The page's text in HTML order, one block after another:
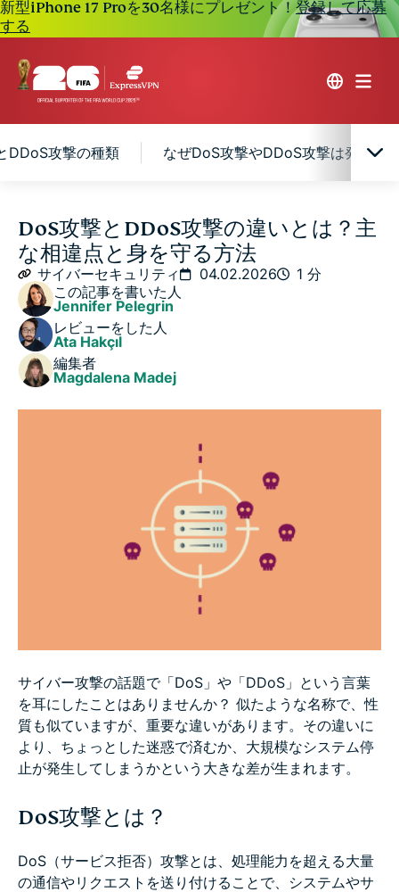
新型iPhone 17 Proを30名様にプレゼント！登録して応募
する
DDoS攻撃の種類 なぜDoS攻撃やDDoS攻撃は発生す
DoS攻撃とは？
DDoS攻撃とは？
DoS攻撃とDDoS攻撃の違いとは？
一般的なDoS攻撃とDDoS攻撃の種類
実際に発生したDDoS攻撃の事例
DoS攻撃・DDoS攻撃への対策方法
DoS攻撃とDDoS攻撃の違いとは？主
な相違点と身を守る方法
サイバーセキュリティ 04.02.2026
1 分
この記事を書いた人
Jennifer Pelegrin
レビューをした人
Ata Hakçıl
編集者
Magdalena Madej
サイバー攻撃の話題で「DoS」や「DDoS」という言葉
を耳にしたことはありませんか？ 似たような名称で、性
質も似ていますが、重要な違いがあります。その違いに
より、ちょっとした迷惑で済むか、大規模なシステム停
止が発生してしまうかという大きな差が生まれます。
DoS攻撃とは？
DoS（サービス拒否）攻撃とは、処理能力を超える大量
の通信やリクエストを送り付けることで、システムやサ